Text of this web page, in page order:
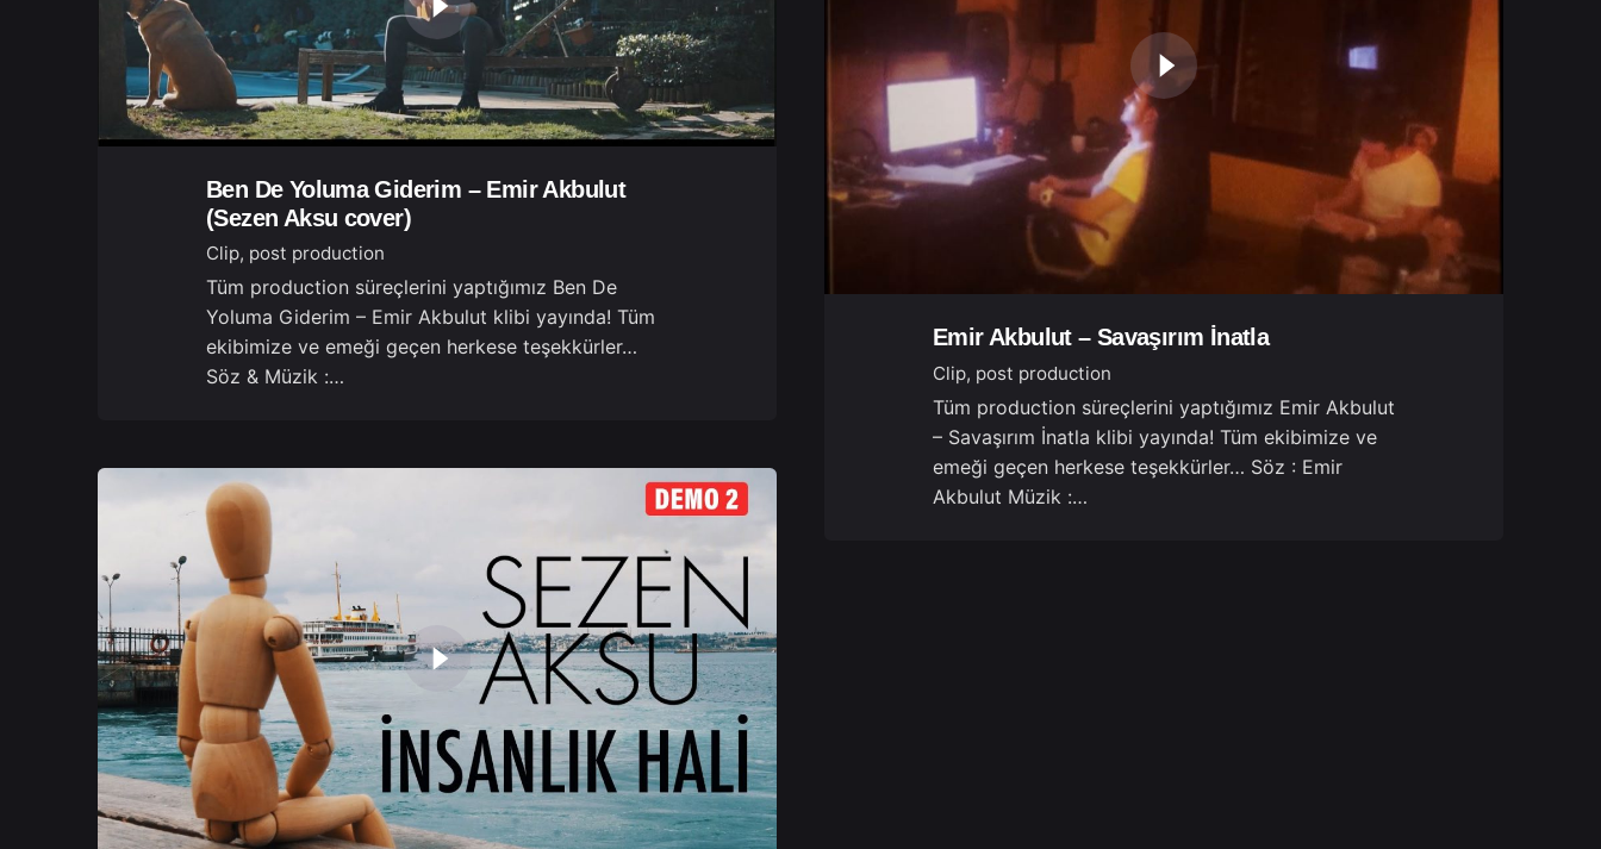
Emir Akbulut – Savaşırım İnatla
Clip post production
Tüm production süreçlerini yaptığımız Emir Akbulut
– Savaşırım İnatla klibi yayında! Tüm ekibimize ve
emeği geçen herkese teşekkürler… Söz : Emir
Akbulut Müzik :…
Ben De Yoluma Giderim – Emir Akbulut
(Sezen Aksu cover)
Clip post production
Tüm production süreçlerini yaptığımız Ben De
Yoluma Giderim – Emir Akbulut klibi yayında! Tüm
ekibimize ve emeği geçen herkese teşekkürler…
Söz & Müzik :…